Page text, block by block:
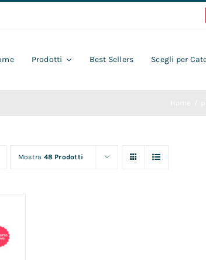
Prodotti Best Sellers Scegli per
Mostra 48 Prodotti